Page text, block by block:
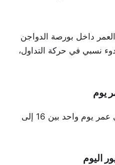
داخل بورصة الدواجن
نسبي في حركة التداول،
يوم
تراوح سعر البط المسكوفي عمر يوم واحد بين 16 إلى
اليوم